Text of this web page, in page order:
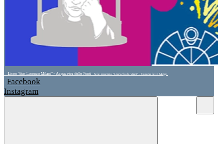
Liceo "don Lorenzo Milani" - Acquaviva delle Fonti Sede associata "Leonardo da Vinci" - Cassano delle Murge
Facebook
Instagram